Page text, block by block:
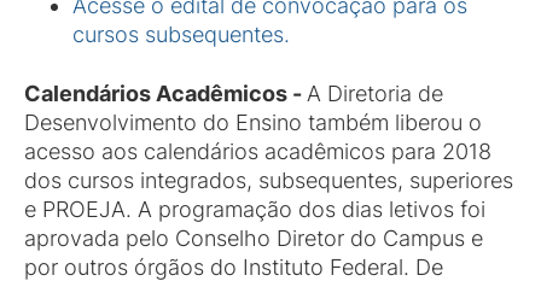
Acesse o edital de convocação para os
cursos subsequentes.
Calendários Acadêmicos - A Diretoria de
Desenvolvimento do Ensino também liberou o
acesso aos calendários acadêmicos para 2018
dos cursos integrados, subsequentes, superiores
e PROEJA. A programação dos dias letivos foi
aprovada pelo Conselho Diretor do Campus e
por outros órgãos do Instituto Federal. De